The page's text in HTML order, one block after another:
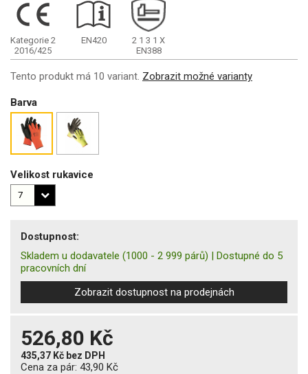
Kategorie 2
2016/425
EN420 2 1 3 1 X
EN388
Tento produkt má 10 variant. Zobrazit možné varianty
Barva
Velikost rukavice
Dostupnost:
Skladem u dodavatele (1000 - 2 999 párů) | Dostupné do 5
pracovních dní
Zobrazit dostupnost na prodejnách
526,80 Kč
435,37 Kč bez DPH
Cena za pár: 43,90 Kč